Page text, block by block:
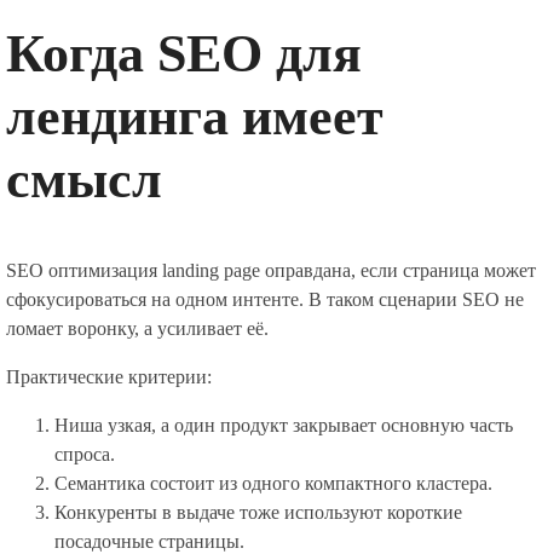
Когда SEO для
лендинга имеет
смысл
SEO оптимизация landing page оправдана, если страница может
сфокусироваться на одном интенте. В таком сценарии SEO не
ломает воронку, а усиливает её.
Практические критерии:
Ниша узкая, а один продукт закрывает основную часть
спроса.
Семантика состоит из одного компактного кластера.
Конкуренты в выдаче тоже используют короткие
посадочные страницы.